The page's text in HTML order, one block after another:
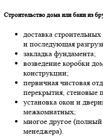
Строительство дома или бани из
доставка
и последующая
закладка фундамента;
возведение коробки
конструкции;
первичная чистовая
перекрытия, стеновые
установка окон и
межкомнатных;
многое другое
менеджера).